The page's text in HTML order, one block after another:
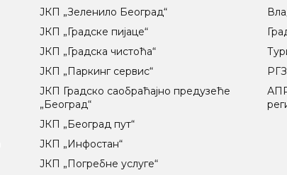
ЈКП „Зеленило Београд“
ЈКП „Градске пијаце“
ЈКП „Градска чистоћа“
ЈКП „Паркинг сервис“
ЈКП Градско саобраћајно предузеће
„Београд“
ЈКП „Београд пут“
ЈКП „Инфостан“
ЈКП „Погребне услуге“